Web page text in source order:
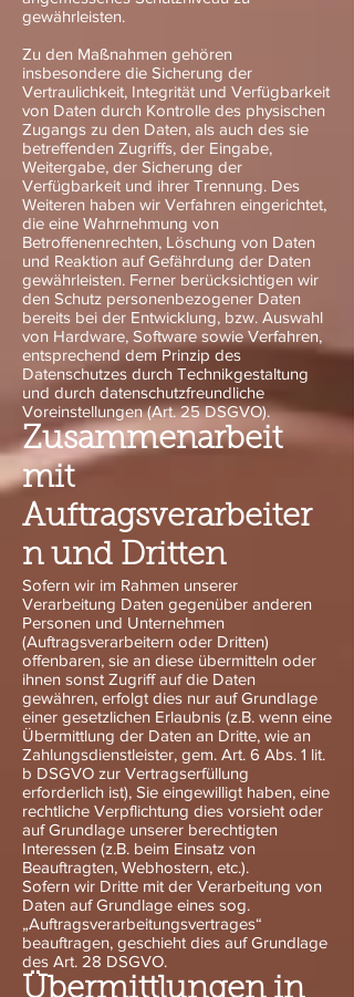
gewährleisten.
Zu den Maßnahmen gehören
insbesondere die Sicherung der
Vertraulichkeit, Integrität und Verfügbarkeit
von Daten durch Kontrolle des physischen
Zugangs zu den Daten, als auch des sie
betreffenden Zugriffs, der Eingabe,
Weitergabe, der Sicherung der
Verfügbarkeit und ihrer Trennung. Des
Weiteren haben wir Verfahren eingerichtet,
die eine Wahrnehmung von
Betroffenenrechten, Löschung von Daten
und Reaktion auf Gefährdung der Daten
gewährleisten. Ferner berücksichtigen wir
den Schutz personenbezogener Daten
bereits bei der Entwicklung, bzw. Auswahl
von Hardware, Software sowie Verfahren,
entsprechend dem Prinzip des
Datenschutzes durch Technikgestaltung
und durch datenschutzfreundliche
Voreinstellungen (Art. 25 DSGVO).
Zusammenarbeit
mit
Auftragsverarbeiter
n und Dritten
Sofern wir im Rahmen unserer
Verarbeitung Daten gegenüber anderen
Personen und Unternehmen
(Auftragsverarbeitern oder Dritten)
offenbaren, sie an diese übermitteln oder
ihnen sonst Zugriff auf die Daten
gewähren, erfolgt dies nur auf Grundlage
einer gesetzlichen Erlaubnis (z.B. wenn eine
Übermittlung der Daten an Dritte, wie an
Zahlungsdienstleister, gem. Art. 6 Abs. 1 lit.
b DSGVO zur Vertragserfüllung
erforderlich ist), Sie eingewilligt haben, eine
rechtliche Verpflichtung dies vorsieht oder
auf Grundlage unserer berechtigten
Interessen (z.B. beim Einsatz von
Beauftragten, Webhostern, etc.).
Sofern wir Dritte mit der Verarbeitung von
Daten auf Grundlage eines sog.
„Auftragsverarbeitungsvertrages“
beauftragen, geschieht dies auf Grundlage
des Art. 28 DSGVO.
Übermittlungen in